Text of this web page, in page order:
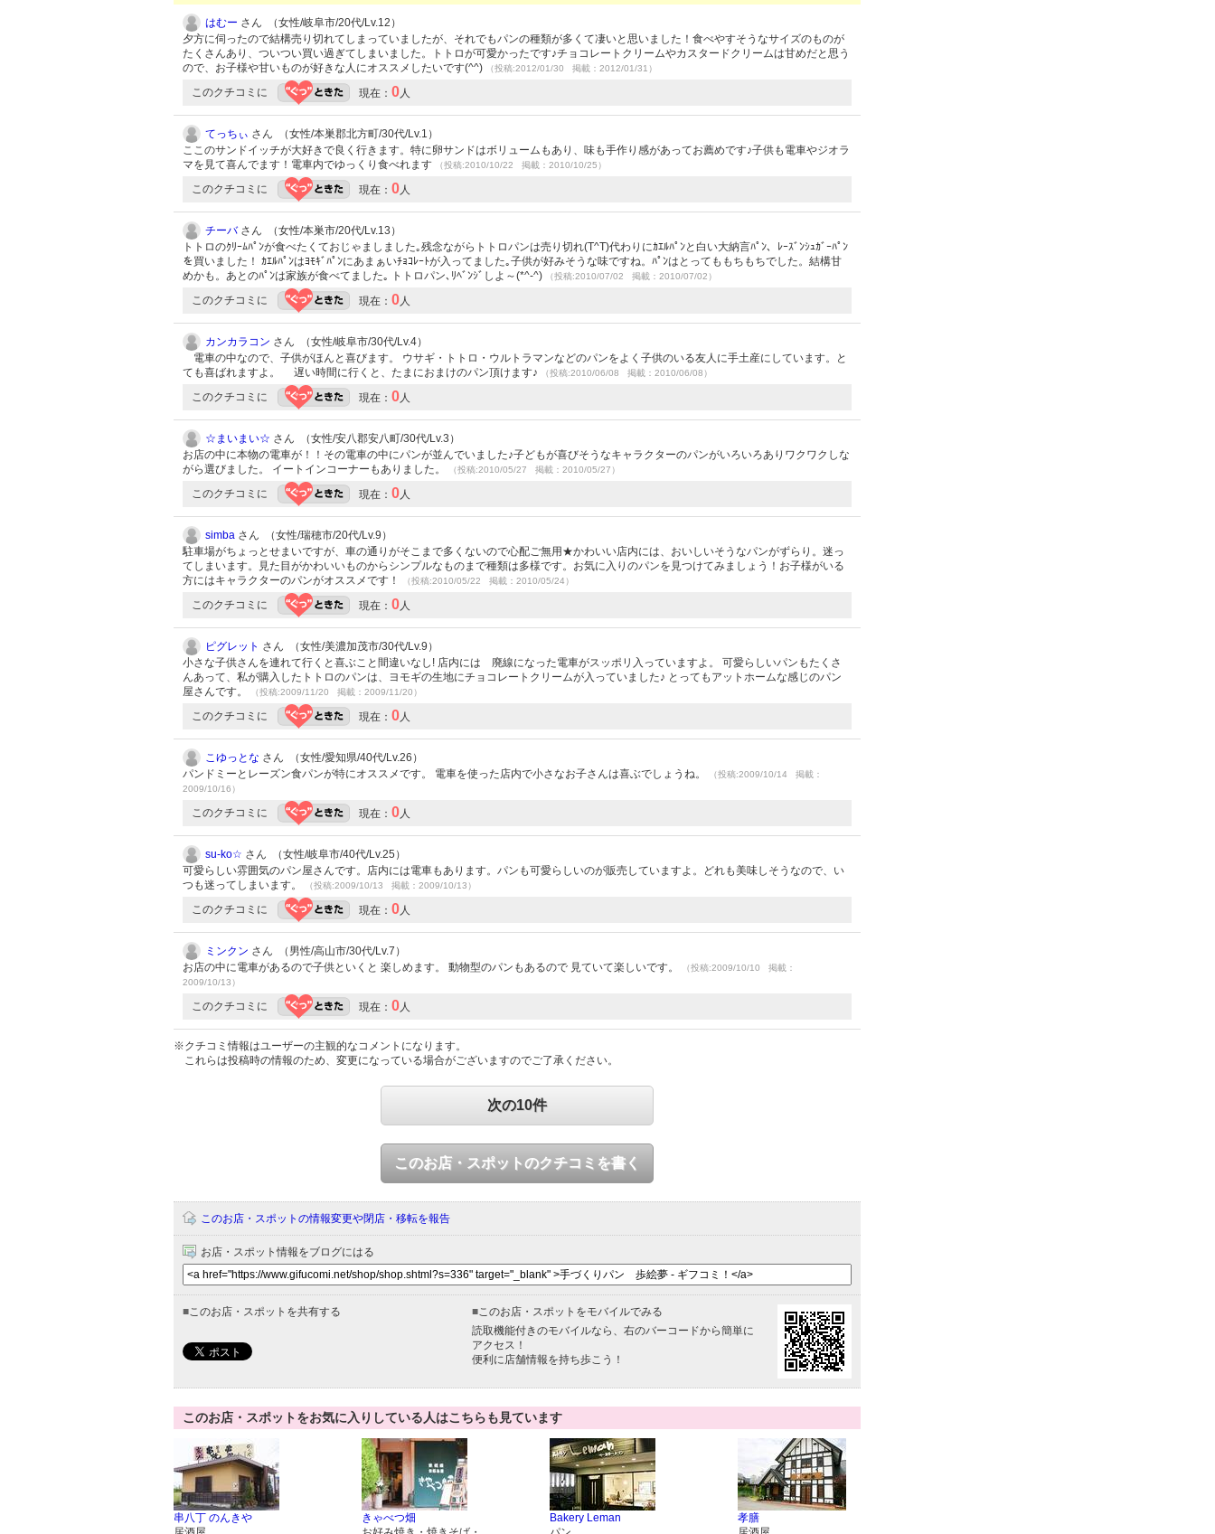
はむー さん （女性/岐阜市/20代/Lv.12）
夕方に伺ったので結構売り切れてしまっていましたが、それでもパンの種類が多くて凄いと思いました！食べやすそうなサイズのものが
たくさんあり、ついつい買い過ぎてしまいました。トトロが可愛かったです♪チョコレートクリームやカスタードクリームは甘めだと思う
ので、お子様や甘いものが好きな人にオススメしたいです(^^)
（投稿:2012/01/30 掲載：2012/01/31）
このクチコミに 現在： 0人
てっちぃ さん （女性/本巣郡北方町/30代/Lv.1）
ここのサンドイッチが大好きで良く行きます。特に卵サンドはボリュームもあり、味も手作り感があってお薦めです♪子供も電車やジオラ
マを見て喜んでます！電車内でゆっくり食べれます
（投稿:2010/10/22 掲載：2010/10/25）
このクチコミに 現在： 0人
チーバさん （女性/本巣市/20代/Lv.13）
トトロのｸﾘｰﾑﾊﾟﾝが食べたくておじゃましました｡残念ながらトトロパンは売り切れ(T^T)代わりにｶｴﾙﾊﾟﾝと白い大納言ﾊﾟﾝ、ﾚｰｽﾞﾝｼｭｶﾞｰﾊﾟﾝ
を買いました！ ｶｴﾙﾊﾟﾝはﾖﾓｷﾞﾊﾟﾝにあまぁいﾁｮｺﾚｰﾄが入ってました｡子供が好みそうな味ですね。ﾊﾟﾝはとってももちもちでした。結構甘
めかも。あとのﾊﾟﾝは家族が食べてました｡ トトロパン､ﾘﾍﾞﾝｼﾞしよ～(*^-^)
（投稿:2010/07/02 掲載：2010/07/02）
このクチコミに 現在： 0人
カンカラコン さん （女性/岐阜市/30代/Lv.4）
電車の中なので、子供がほんと喜びます。 ウサギ・トトロ・ウルトラマンなどのパンをよく子供のいる友人に手土産にしています。と
ても喜ばれますよ。 遅い時間に行くと、たまにおまけのパン頂けます♪
（投稿:2010/06/08 掲載：2010/06/08）
このクチコミに 現在： 0人
☆まいまい☆ さん （女性/安八郡安八町/30代/Lv.3）
お店の中に本物の電車が！！その電車の中にパンが並んでいました♪子どもが喜びそうなキャラクターのパンがいろいろありワクワクしな
がら選びました。 イートインコーナーもありました。
（投稿:2010/05/27 掲載：2010/05/27）
このクチコミに 現在： 0人
simba さん （女性/瑞穂市/20代/Lv.9）
駐車場がちょっとせまいですが、車の通りがそこまで多くないので心配ご無用★かわいい店内には、おいしいそうなパンがずらり。迷っ
てしまいます。見た目がかわいいものからシンプルなものまで種類は多様です。お気に入りのパンを見つけてみましょう！お子様がいる
方にはキャラクターのパンがオススメです！
（投稿:2010/05/22 掲載：2010/05/24）
このクチコミに 現在： 0人
ピグレット さん （女性/美濃加茂市/30代/Lv.9）
小さな子供さんを連れて行くと喜ぶこと間違いなし! 店内には 廃線になった電車がスッポリ入っていますよ。 可愛らしいパンもたくさ
んあって、私が購入したトトロのパンは、ヨモギの生地にチョコレートクリームが入っていました♪ とってもアットホームな感じのパン
屋さんです。
（投稿:2009/11/20 掲載：2009/11/20）
このクチコミに 現在： 0人
こゆっとな さん （女性/愛知県/40代/Lv.26）
パンドミーとレーズン食パンが特にオススメです。 電車を使った店内で小さなお子さんは喜ぶでしょうね。
（投稿:2009/10/14 掲載：
2009/10/16）
このクチコミに 現在： 0人
su-ko☆ さん （女性/岐阜市/40代/Lv.25）
可愛らしい雰囲気のパン屋さんです。店内には電車もあります。パンも可愛らしいのが販売していますよ。どれも美味しそうなので、い
つも迷ってしまいます。
（投稿:2009/10/13 掲載：2009/10/13）
このクチコミに 現在： 0人
ミンクン さん （男性/高山市/30代/Lv.7）
お店の中に電車があるので子供といくと 楽しめます。 動物型のパンもあるので 見ていて楽しいです。
（投稿:2009/10/10 掲載：
2009/10/13）
このクチコミに 現在： 0人
※クチコミ情報はユーザーの主観的なコメントになります。
これらは投稿時の情報のため、変更になっている場合がございますのでご了承ください。
次の10件
このお店・スポットのクチコミを書く
このお店・スポットの情報変更や閉店・移転を報告
お店・スポット情報をブログにはる
■このお店・スポットを共有する ■このお店・スポットをモバイルでみる
読取機能付きのモバイルなら、右のバーコードから簡単に
アクセス！
便利に店舗情報を持ち歩こう！
このお店・スポットをお気に入りしている人はこちらも見ています
串八丁 のんきや
きゃべつ畑
Bakery Leman
孝膳